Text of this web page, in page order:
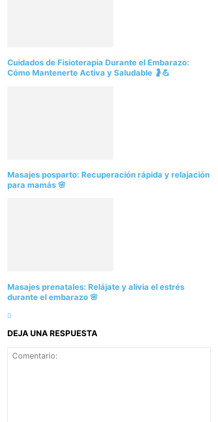
Cuidados de Fisioterapia Durante el Embarazo:
Cómo Mantenerte Activa y Saludable 🤰💪
Masajes posparto: Recuperación rápida y relajación
para mamás 🌸
Masajes prenatales: Relájate y alivia el estrés
durante el embarazo 🌸
DEJA UNA RESPUESTA